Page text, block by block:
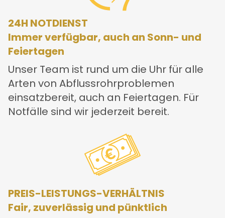
24H NOTDIENST
Immer verfügbar, auch an Sonn- und
Feiertagen
Unser Team ist rund um die Uhr für alle
Arten von Abflussrohrproblemen
einsatzbereit, auch an Feiertagen. Für
Notfälle sind wir jederzeit bereit.
PREIS-LEISTUNGS-VERHÄLTNIS
Fair, zuverlässig und pünktlich